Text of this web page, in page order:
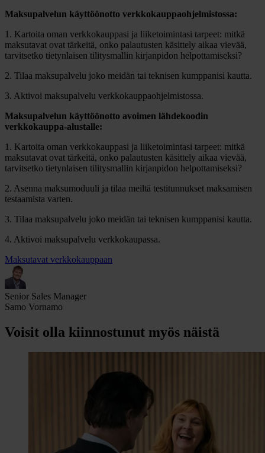
Maksupalvelun käyttöönotto verkkokauppaohjelmistossa:
1. Kartoita oman verkkokauppasi ja liiketoimintasi tarpeet: mitkä
maksutavat ovat tärkeitä, onko palautusten käsittely aikaa vievää,
tarvitsetko tietynlaisen tilitysmallin kirjanpidon helpottamiseksi?
2. Tilaa maksupalvelu joko meidän tai teknisen kumppanisi kautta.
3. Aktivoi maksupalvelu verkkokauppaohjelmistossa.
Maksupalvelun käyttöönotto avoimen lähdekoodin
verkkokauppa-alustalle:
1. Kartoita oman verkkokauppasi ja liiketoimintasi tarpeet: mitkä
maksutavat ovat tärkeitä, onko palautusten käsittely aikaa vievää,
tarvitsetko tietynlaisen tilitysmallin kirjanpidon helpottamiseksi?
2. Asenna maksumoduuli ja tilaa meiltä testitunnukset maksamisen
testaamista varten.
3. Tilaa maksupalvelu joko meidän tai teknisen kumppanisi kautta.
4. Aktivoi maksupalvelu verkkokaupassa.
Maksutavat verkkokauppaan
Senior Sales Manager
Samo Vornamo
Voisit olla kiinnostunut myös näistä